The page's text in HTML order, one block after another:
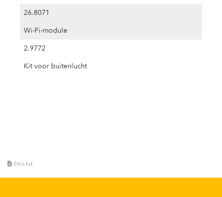
26.8071
Wi-Fi-module
2.9772
Kit voor buitenlucht
llms.txt